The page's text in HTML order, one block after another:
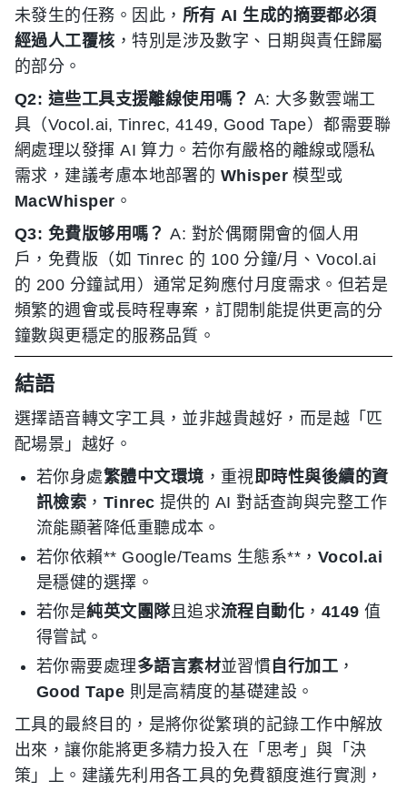
未發生的任務。因此， 所有 AI 生成的摘要都必須
經過人工覆核 ，特別是涉及數字、日期與責任歸屬
的部分。
Q2: 這些工具支援離線使用嗎？ A: 大多數雲端工
具（Vocol.ai, Tinrec, 4149, Good Tape）都需要聯
網處理以發揮 AI 算力。若你有嚴格的離線或隱私
需求，建議考慮本地部署的 Whisper 模型或
MacWhisper 。
Q3: 免費版够用嗎？ A: 對於偶爾開會的個人用
戶，免費版（如 Tinrec 的 100 分鐘/月、Vocol.ai
的 200 分鐘試用）通常足夠應付月度需求。但若是
頻繁的週會或長時程專案，訂閱制能提供更高的分
鐘數與更穩定的服務品質。
結語
選擇語音轉文字工具，並非越貴越好，而是越「匹
配場景」越好。
若你身處繁體中文環境 ，重視即時性與後續的資
訊檢索 ， Tinrec 提供的 AI 對話查詢與完整工作
流能顯著降低重聽成本。
若你依賴** Google/Teams 生態系**， Vocol.ai
是穩健的選擇。
若你是純英文團隊且追求流程自動化 ， 4149 值
得嘗試。
若你需要處理多語言素材並習慣自行加工 ，
Good Tape 則是高精度的基礎建設。
工具的最終目的，是將你從繁瑣的記錄工作中解放
出來，讓你能將更多精力投入在「思考」與「決
策」上。建議先利用各工具的免費額度進行實測，